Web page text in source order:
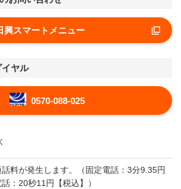
興スマートメニュー
イヤル
0570-088-025
料が発生します。（固定電話：3分9.35円
：20秒11円【税込】）